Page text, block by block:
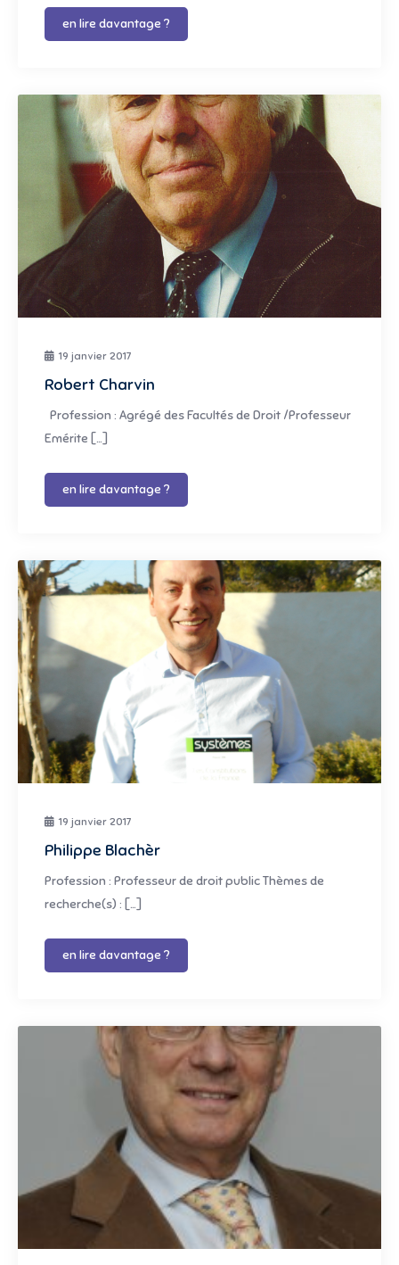
en lire davantage ?
19 janvier 2017
Robert Charvin
Profession : Agrégé des Facultés de Droit /Professeur
Emérite […]
en lire davantage ?
19 janvier 2017
Philippe Blachèr
Profession : Professeur de droit public Thèmes de
recherche(s) : […]
en lire davantage ?